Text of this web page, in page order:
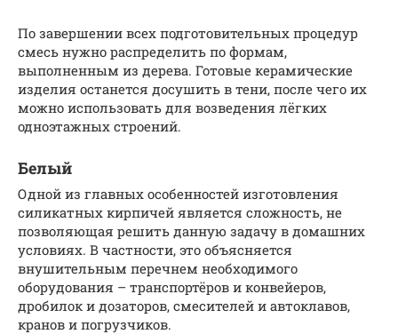
По завершении всех подготовительных процедур
смесь нужно распределить по формам,
выполненным из дерева. Готовые керамические
изделия останется досушить в тени, после чего их
можно использовать для возведения лёгких
одноэтажных строений.
Белый
Одной из главных особенностей изготовления
силикатных кирпичей является сложность, не
позволяющая решить данную задачу в домашних
условиях. В частности, это объясняется
внушительным перечнем необходимого
оборудования – транспортёров и конвейеров,
дробилок и дозаторов, смесителей и автоклавов,
кранов и погрузчиков.